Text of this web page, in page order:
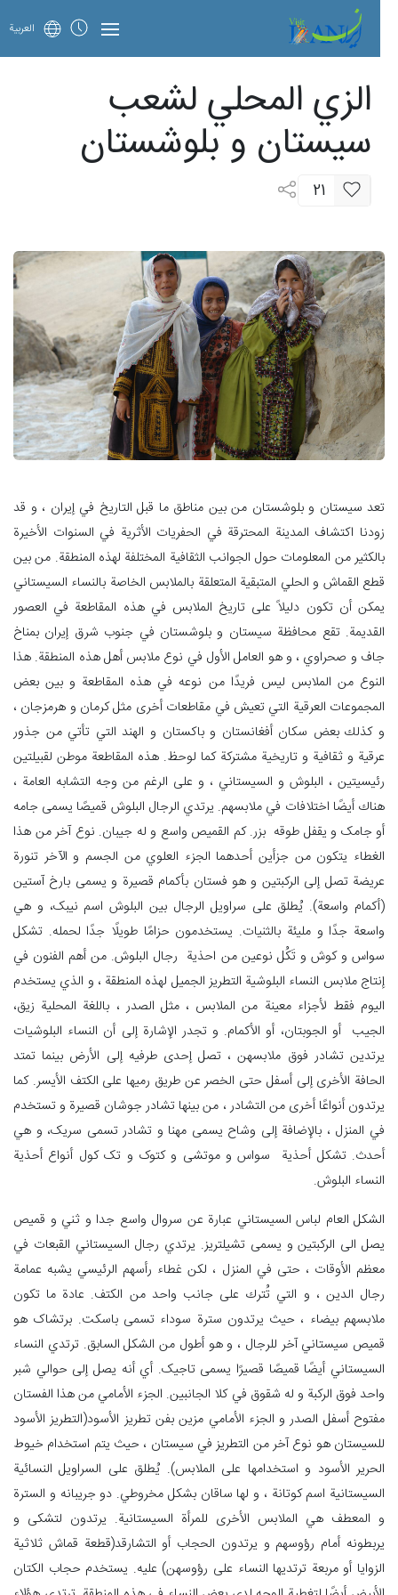
العربية
الزي المحلي لشعب
سيستان و بلوشستان
21
تعد سيستان و بلوشستان من بين مناطق ما قبل التاريخ في إيران ، و قد
زودنا اكتشاف المدينة المحترقة في الحفريات الأثرية في السنوات الأخيرة
بالكثير من المعلومات حول الجوانب الثقافية المختلفة لهذه المنطقة. من بين
قطع القماش و الحلي المتبقية المتعلقة بالملابس الخاصة بالنساء السيستاني
يمكن أن تكون دليلاً على تاريخ الملابس في هذه المقاطعة في العصور
القديمة. تقع محافظة سيستان و بلوشستان في جنوب شرق إيران بمناخ
جاف و صحراوي ، و هو العامل الأول في نوع ملابس أهل هذه المنطقة. هذا
النوع من الملابس ليس فريدًا من نوعه في هذه المقاطعة و بين بعض
المجموعات العرقية التي تعيش في مقاطعات أخرى مثل كرمان و هرمزجان ،
و كذلك بعض سكان أفغانستان و باكستان و الهند التي تأتي من جذور
عرقية و ثقافية و تاريخية مشتركة كما لوحظ. هذه المقاطعة موطن لقبيلتين
رئيسيتين ، البلوش و السيستاني ، و على الرغم من وجه التشابه العامة ،
هناك أيضًا اختلافات في ملابسهم. يرتدي الرجال البلوش قميصًا يسمى جامه
أو جامک و يقفل طوقه بزر. كم القمیص واسع و له جيبان. نوع آخر من هذا
الغطاء يتكون من جزأين أحدهما الجزء العلوي من الجسم و الآخر تنورة
عريضة تصل إلى الركبتين و هو فستان بأكمام قصيرة و يسمى بارخ آستین
(أكمام واسعة). يُطلق على سراويل الرجال بين البلوش اسم نیبک، و هي
واسعة جدًا و مليئة بالثنيات. يستخدمون حزامًا طويلًا جدًا لحمله. تشكل
سواس و کوش و تَکُل نوعين من احذیة رجال البلوش. من أهم الفنون في
إنتاج ملابس النساء البلوشية التطريز الجميل لهذه المنطقة ، و الذي يستخدم
اليوم فقط لأجزاء معينة من الملابس ، مثل الصدر ، باللغة المحلية زیق،
الجيب أو الجوبتان، أو الأكمام. و تجدر الإشارة إلى أن النساء البلوشيات
يرتدين تشادر فوق ملابسهن ، تصل إحدى طرفيه إلى الأرض بينما تمتد
الحافة الأخرى إلى أسفل حتى الخصر عن طريق رميها على الكتف الأيسر. كما
يرتدون أنواعًا أخرى من التشادر ، من بينها تشادر جوشان قصيرة و تستخدم
في المنزل ، بالإضافة إلى وشاح يسمى مهنا و تشادر تسمى سریک، و هي
أحدث. تشكل أحذية سواس و موتشی و کتوک و تک کول أنواع أحذية
النساء البلوش.
الشكل العام لباس السيستاني عبارة عن سروال واسع جدا و ثني و قميص
يصل الى الركبتين و يسمى تشيلتريز. يرتدي رجال السيستاني القبعات في
معظم الأوقات ، حتى في المنزل ، لكن غطاء رأسهم الرئيسي يشبه عمامة
رجال الدين ، و التي تُترك على جانب واحد من الكتف. عادة ما تكون
ملابسهم بيضاء ، حيث يرتدون سترة سوداء تسمى باسکت. برتشاک هو
قميص سيستاني آخر للرجال ، و هو أطول من الشکل السابق. ترتدي النساء
السيستاني أيضًا قميصًا قصيرًا يسمى تاجیک. أي أنه يصل إلى حوالي شبر
واحد فوق الركبة و له شقوق في كلا الجانبين. الجزء الأمامي من هذا الفستان
مفتوح أسفل الصدر و الجزء الأمامي مزين بفن تطريز الأسود(التطريز الأسود
للسيستان هو نوع آخر من التطریز في سيستان ، حيث يتم استخدام خيوط
الحرير الأسود و استخدامها على الملابس). يُطلق على السراويل النسائية
السيستانية اسم كوتانة ، و لها ساقان بشکل مخروطي. دو جریبانه و السترة
و المعطف هي الملابس الأخرى للمرأة السيستانية. يرتدون لتشکی و
يربطونه أمام رؤوسهم و يرتدون الحجاب أو التشارقد(قطعة قماش ثلاثية
الزوايا أو مربعة ترتديها النساء على رؤوسهن) عليه. يستخدم حجاب الكتان